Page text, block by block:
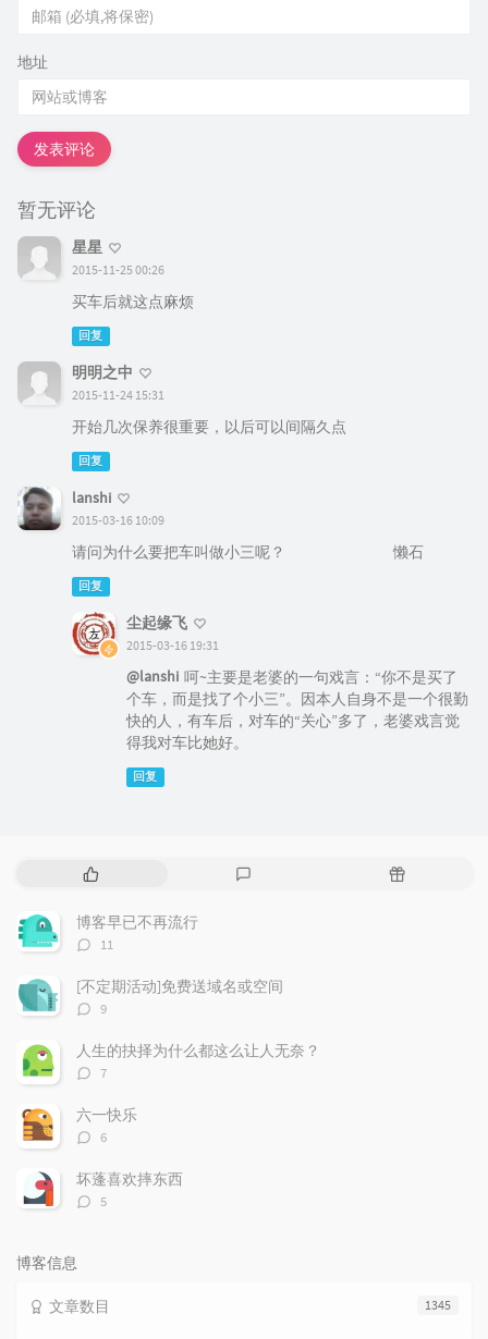
地址
发表评论
暂无评论
星星
2015-11-25 00:26
买车后就这点麻烦
回复
明明之中
2015-11-24 15:31
开始几次保养很重要，以后可以间隔久点
回复
lanshi
2015-03-16 10:09
请问为什么要把车叫做小三呢？ 懒石
回复
尘起缘飞
2015-03-16 19:31
@lanshi 呵~主要是老婆的一句戏言：“你不是买了
个车，而是找了个小三”。因本人自身不是一个很勤
快的人，有车后，对车的“关心”多了，老婆戏言觉
得我对车比她好。
回复
热
文
章
随
博客早已不再流行
评
数：
11
[不定期活动]免费送域名或空间
评
数：
9
人生的抉择为什么都这么让人无奈？
评
数：
7
六一快乐
评
数：
6
坏蓬喜欢摔东西
评
5
博客信息
1345
文章数目